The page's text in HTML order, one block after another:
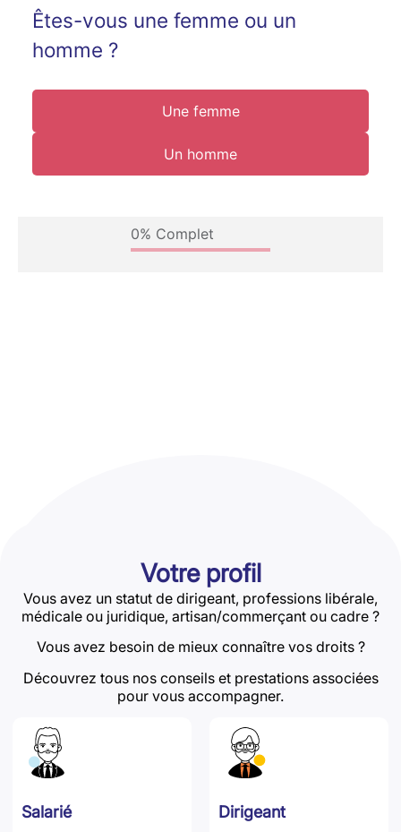
Votre profil
Vous avez un statut de dirigeant, professions libérale,
médicale ou juridique, artisan/commerçant ou cadre ?
Vous avez besoin de mieux connaître vos droits ?
Découvrez tous nos conseils et prestations associées
pour vous accompagner.
Salarié Dirigeant